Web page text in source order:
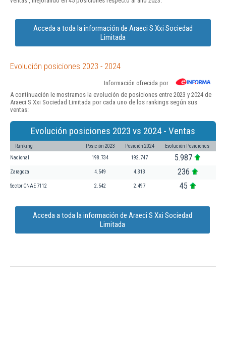
Acceda a toda la información de Araeci S Xxi Sociedad
Limitada
Evolución posiciones 2023 - 2024
Información ofrecida por
A continuación le mostramos la evolución de posiciones entre 2023 y 2024 de
Araeci S Xxi Sociedad Limitada por cada uno de los rankings según sus
ventas:
Evolución posiciones 2023 vs 2024 - Ventas
Ranking Posición 2023 Posición 2024 Evolución Posiciones
Nacional 198.734 192.747 5.987
Zaragoza 4.549 4.313 236
Sector CNAE 7112 2.542 2.497 45
Acceda a toda la información de Araeci S Xxi Sociedad
Limitada